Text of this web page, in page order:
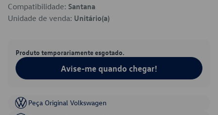
Compatibilidade: Santana
Unidade de venda: Unitário(a)
Produto temporariamente esgotado.
Avise-me quando chegar!
Peça Original Volkswagen